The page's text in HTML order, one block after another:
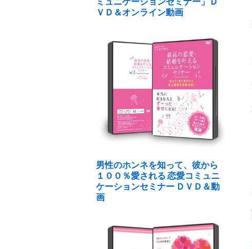
ＶＤ＆オンライン動画
男性のホンネを知って、彼から
１００％愛される 恋愛コミュニ
ケーションセミナー ＤＶＤ＆動
画